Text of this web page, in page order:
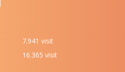
7.941 visit
16.365 visit